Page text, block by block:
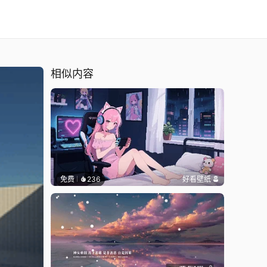
相似内容
免费 236 好看壁纸